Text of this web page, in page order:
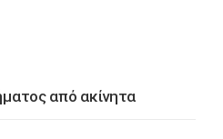
από ακίνητα